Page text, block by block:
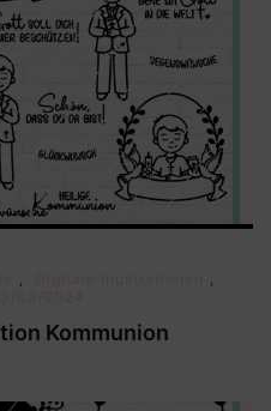
Kommunion